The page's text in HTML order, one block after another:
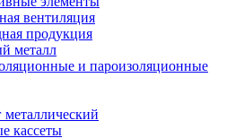
вентиляция
продукция
металл
и пароизоляционные
кассеты